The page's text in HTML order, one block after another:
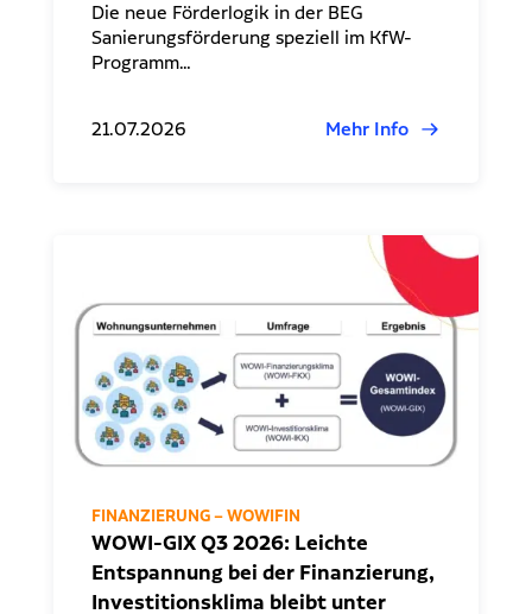
Die neue Förderlogik in der BEG
Sanierungsförderung speziell im KfW-
Programm…
21.07.2026 Mehr Info
FINANZIERUNG – WOWIFIN
WOWI-GIX Q3 2026: Leichte
Entspannung bei der Finanzierung,
Investitionsklima bleibt unter